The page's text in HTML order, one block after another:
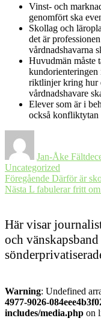
Vinst- och
genomfört ska
Skollag och
det är
vårdnadshavarna
Huvudmän måste
kundorienteringen
riktlinjer kring hur
vårdnadshavare
Elever som är i
också konfliktytan
Jan-Åke Fält
Uncategorized
Föregående Föregående
inlägg:
Därför är
Nästa Nästa
L fabulerar fritt
Här visar
och
Warning: Undefined
4977-9026-
includes/media.php on